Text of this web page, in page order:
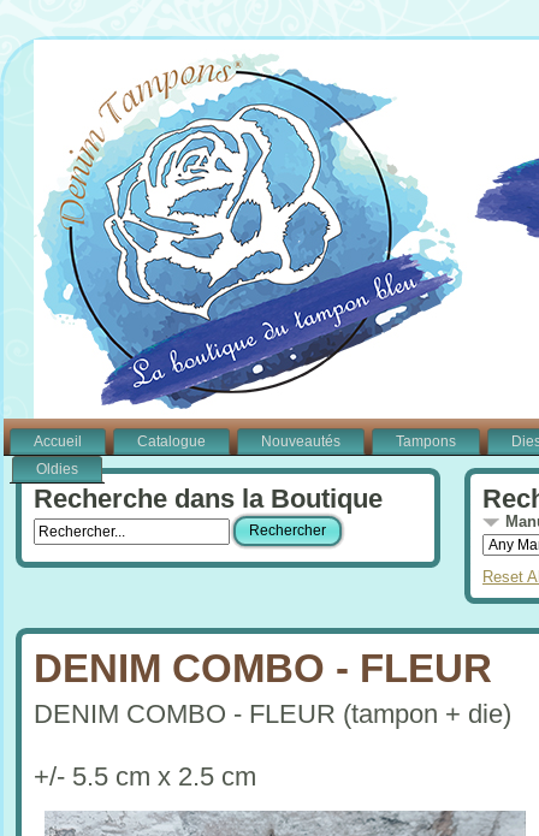
Accueil Catalogue Nouveautés Tampons
Oldies
Recherche dans la Boutique
Reset
DENIM COMBO - FLEUR
DENIM COMBO - FLEUR (tampon + die)
+/- 5.5 cm x 2.5 cm